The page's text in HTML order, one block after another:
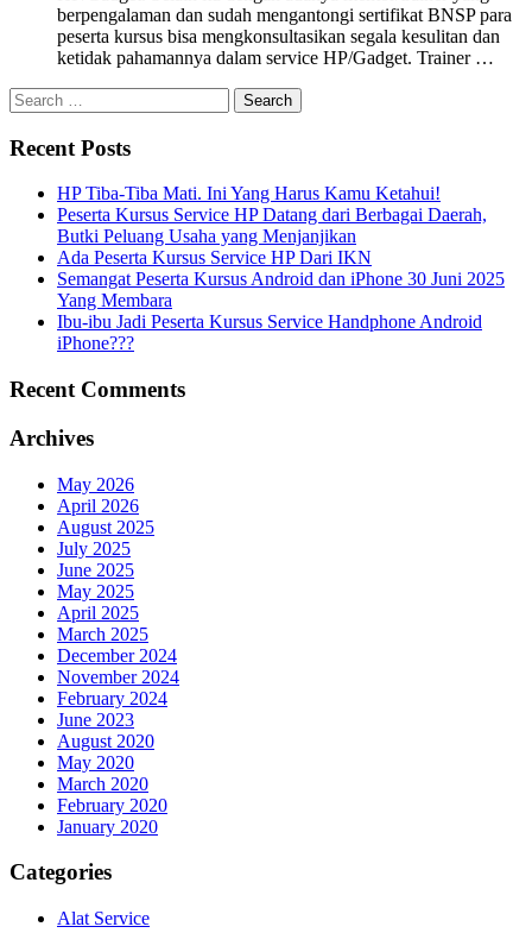
berpengalaman dan sudah mengantongi sertifikat BNSP para
peserta kursus bisa mengkonsultasikan segala kesulitan dan
ketidak pahamannya dalam service HP/Gadget. Trainer …
Recent Posts
HP Tiba-Tiba Mati. Ini Yang Harus Kamu Ketahui!
Peserta Kursus Service HP Datang dari Berbagai Daerah,
Butki Peluang Usaha yang Menjanjikan
Ada Peserta Kursus Service HP Dari IKN
Semangat Peserta Kursus Android dan iPhone 30 Juni 2025
Yang Membara
Ibu-ibu Jadi Peserta Kursus Service Handphone Android
iPhone???
Recent Comments
Archives
May 2026
April 2026
August 2025
July 2025
June 2025
May 2025
April 2025
March 2025
December 2024
November 2024
February 2024
June 2023
August 2020
May 2020
March 2020
February 2020
January 2020
Categories
Alat Service